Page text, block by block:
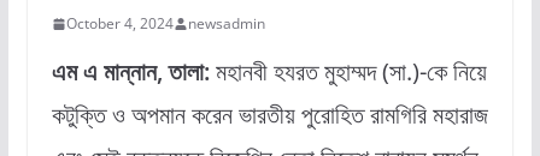
October 4, 2024 newsadmin
এম এ মান্নান, তালা:মহানবী হযরত মুহাম্মদ (সা.)-কে নিয়ে
কটুক্তি ও অপমান করেন ভারতীয় পুরোহিত রামগিরি মহারাজ